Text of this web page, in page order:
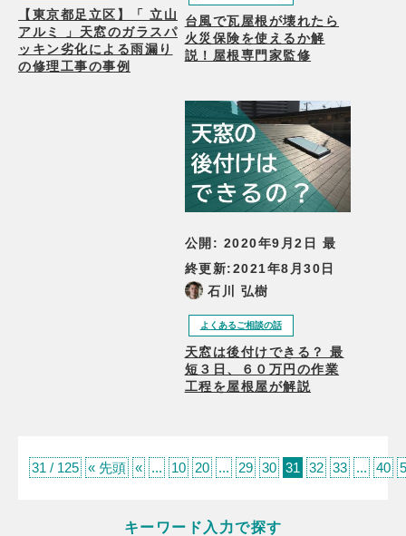
【東京都足立区】「 立山
アルミ 」天窓のガラスパ
ッキン劣化による雨漏り
の修理工事の事例
台風で瓦屋根が壊れたら
火災保険を使えるか解
説！屋根専門家監修
公開: 2020年9月2日
最
終更新:2021年8月30日
石川 弘樹
よくあるご相談の話
天窓は後付けできる？ 最
短３日、６０万円の作業
工程を屋根屋が解説
31 / 125 « 先頭 « ... 10 20 ... 29 30 31 32 33 ... 40
キーワード入力で探す